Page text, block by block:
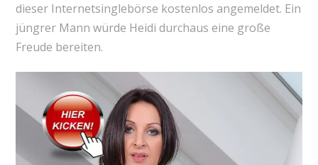
dieser Internetsinglebörse kostenlos angemeldet. Ein
jüngrer Mann würde Heidi durchaus eine große
Freude bereiten.